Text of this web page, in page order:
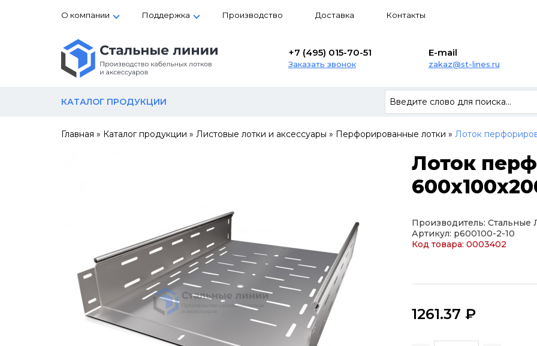
О компании Поддержка Производство Доставка Контакты
+7 (495) 015-70-51
Заказать звонок
E-mail
zakaz@st-lines.ru
КАТАЛОГ ПРОДУКЦИИ
Главная » Каталог продукции » Листовые лотки и аксессуары » Перфорированные лотки » Лоток
Лоток
Производитель: Стальные
Артикул: p600100-2-10
Код товара: 0003402
1261.37 ₽